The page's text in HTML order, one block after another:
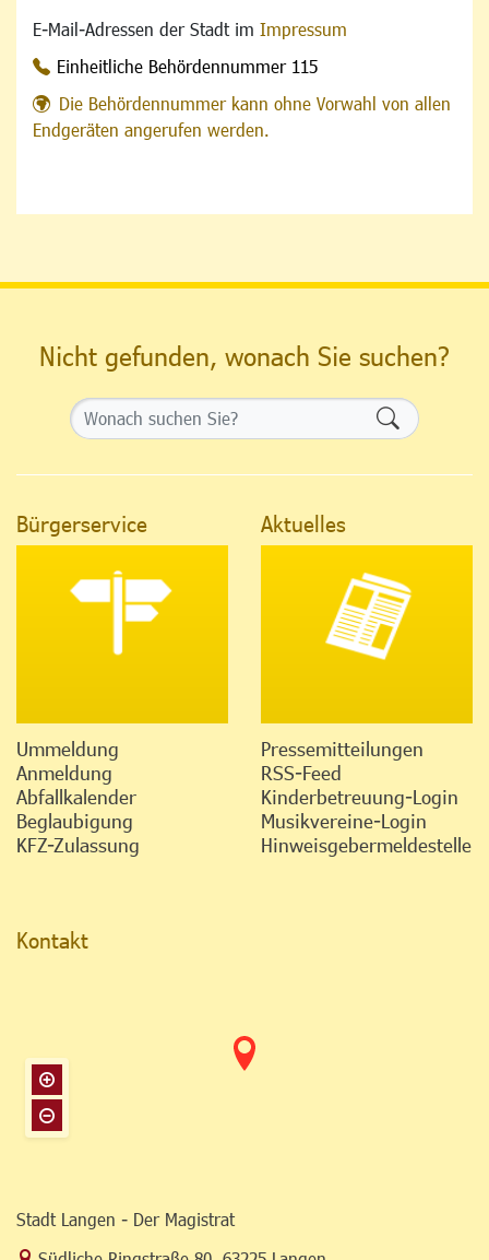
E-Mail-Adressen der Stadt im Impressum
Einheitliche Behördennummer 115
Die Behördennummer kann ohne Vorwahl von allen
Endgeräten angerufen werden.
Nicht gefunden, wonach Sie suchen?
Bürgerservice
Ummeldung
Anmeldung
Abfallkalender
Beglaubigung
KFZ-Zulassung
Aktuelles
Pressemitteilungen
RSS-Feed
Kinderbetreuung-Login
Musikvereine-Login
Hinweisgebermeldestelle
Kontakt
Stadt Langen - Der Magistrat